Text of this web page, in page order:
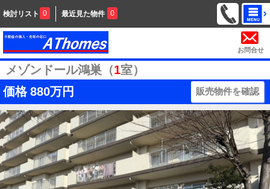
検討リスト 0 最近見た物件 0
お問合せ
メゾンドール鴻巣（1室）
価格 880万円 販売物件を確認